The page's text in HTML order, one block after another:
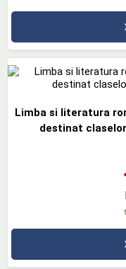
Limba si literatura
destinat